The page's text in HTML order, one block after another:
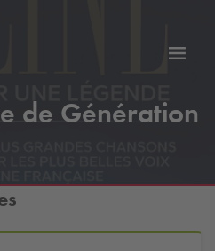
la
de Génération